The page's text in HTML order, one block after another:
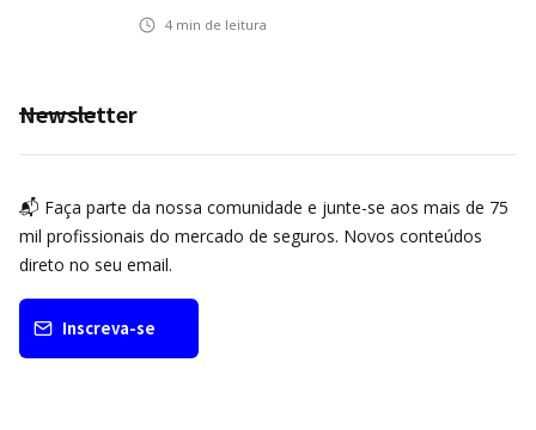
automotivo
4 min de leitura
Newsletter
📬 Faça parte da nossa comunidade e junte-se aos mais de 75
mil profissionais do mercado de seguros. Novos conteúdos
direto no seu email.
Inscreva-se